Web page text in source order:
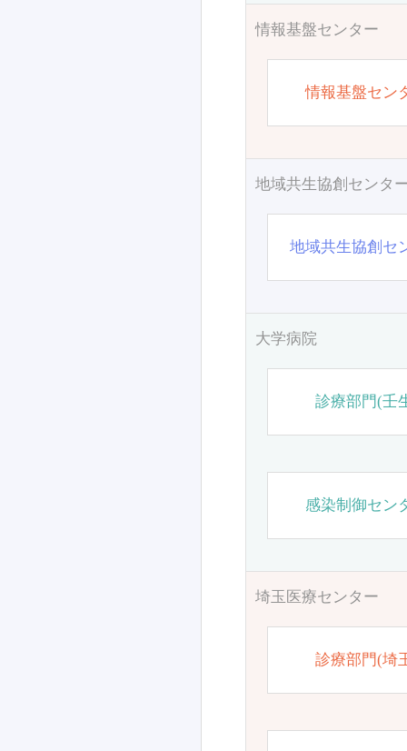
情報基盤センター
情報基盤セン
地域共生協創センタ
地域共生協創セ
大学病院
診療部門(壬
感染制御セン
埼玉医療センター
診療部門(埼